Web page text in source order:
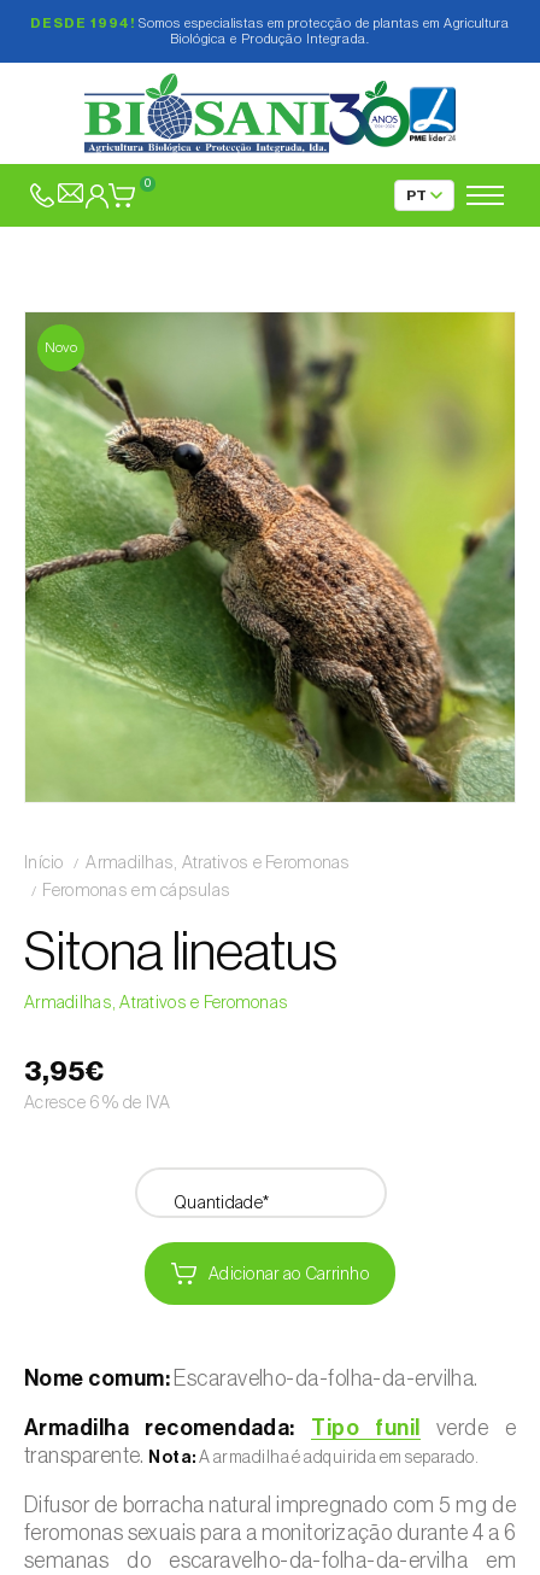
DESDE 1994! Somos especialistas em protecção de plantas em Agricultura
Biológica e Produção Integrada.
0
Novo
Início
Armadilhas, Atrativos e Feromonas
Feromonas em cápsulas
Sitona lineatus
Armadilhas, Atrativos e Feromonas
3,95€
Acresce 6% de IVA
Quantidade*
Adicionar ao Carrinho
Nome comum:Escaravelho-da-folha-da-ervilha.
Armadilha recomendada: Tipo funil
verde e
transparente. Nota: A armadilha é adquirida em separado.
Difusor de borracha natural impregnado com 5 mg de
feromonas sexuais para a monitorização durante 4 a 6
semanas do escaravelho-da-folha-da-ervilha em